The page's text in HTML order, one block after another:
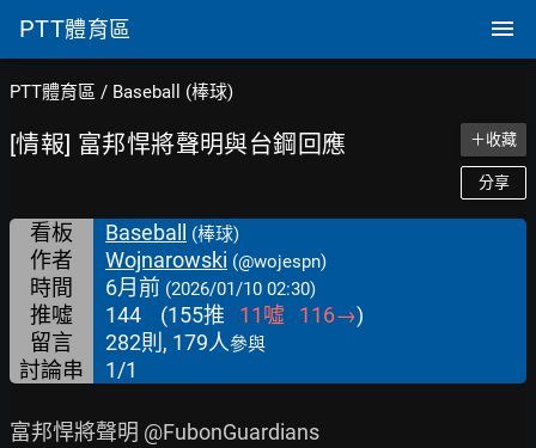
PTT體育區
PTT體育區 / Baseball (棒球)
[情報] 富邦悍將聲明與台鋼回應 ＋收藏
分享
看板 Baseball (棒球)
作者 Wojnarowski (@wojespn)
時間 6月前 (2026/01/10 02:30)
推噓 144 (155推 11噓 116→)
留言
282則, 179人參與
討論串 1/1
富邦悍將聲明 @FubonGuardians